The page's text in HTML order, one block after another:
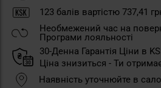
123 балів вартістю 737,41
Необмежений час на
Програми лояльності
30-Денна Гарантія Ціни в
Ціна знизиться - Ти
Наявність уточнюйте в